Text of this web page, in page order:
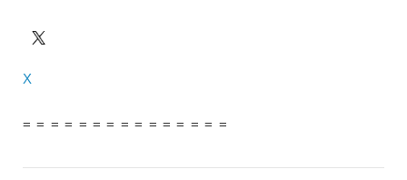
X
= = = = = = = = = = = = = = =